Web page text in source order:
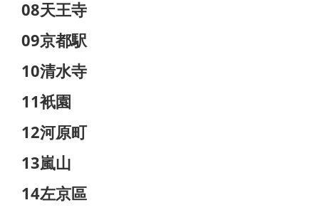
08天王寺
09京都駅
10清水寺
11衹園
12河原町
13嵐山
14左京區